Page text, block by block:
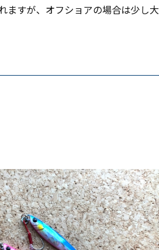
ますが、オフショアの場合は少し大